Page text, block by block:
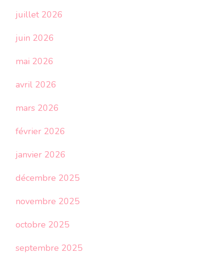
juillet 2026
juin 2026
mai 2026
avril 2026
mars 2026
février 2026
janvier 2026
décembre 2025
novembre 2025
octobre 2025
septembre 2025